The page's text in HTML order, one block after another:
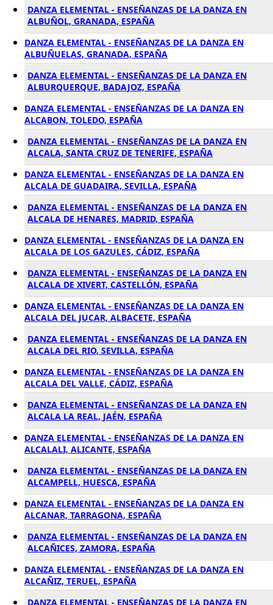
DANZA ELEMENTAL - ENSEÑANZAS DE LA DANZA EN
ALBUÑOL, GRANADA, ESPAÑA
DANZA ELEMENTAL - ENSEÑANZAS DE LA DANZA EN
ALBUÑUELAS, GRANADA, ESPAÑA
DANZA ELEMENTAL - ENSEÑANZAS DE LA DANZA EN
ALBURQUERQUE, BADAJOZ, ESPAÑA
DANZA ELEMENTAL - ENSEÑANZAS DE LA DANZA EN
ALCABON, TOLEDO, ESPAÑA
DANZA ELEMENTAL - ENSEÑANZAS DE LA DANZA EN
ALCALA, SANTA CRUZ DE TENERIFE, ESPAÑA
DANZA ELEMENTAL - ENSEÑANZAS DE LA DANZA EN
ALCALA DE GUADAIRA, SEVILLA, ESPAÑA
DANZA ELEMENTAL - ENSEÑANZAS DE LA DANZA EN
ALCALA DE HENARES, MADRID, ESPAÑA
DANZA ELEMENTAL - ENSEÑANZAS DE LA DANZA EN
ALCALA DE LOS GAZULES, CÁDIZ, ESPAÑA
DANZA ELEMENTAL - ENSEÑANZAS DE LA DANZA EN
ALCALA DE XIVERT, CASTELLÓN, ESPAÑA
DANZA ELEMENTAL - ENSEÑANZAS DE LA DANZA EN
ALCALA DEL JUCAR, ALBACETE, ESPAÑA
DANZA ELEMENTAL - ENSEÑANZAS DE LA DANZA EN
ALCALA DEL RIO, SEVILLA, ESPAÑA
DANZA ELEMENTAL - ENSEÑANZAS DE LA DANZA EN
ALCALA DEL VALLE, CÁDIZ, ESPAÑA
DANZA ELEMENTAL - ENSEÑANZAS DE LA DANZA EN
ALCALA LA REAL, JAÉN, ESPAÑA
DANZA ELEMENTAL - ENSEÑANZAS DE LA DANZA EN
ALCALALI, ALICANTE, ESPAÑA
DANZA ELEMENTAL - ENSEÑANZAS DE LA DANZA EN
ALCAMPELL, HUESCA, ESPAÑA
DANZA ELEMENTAL - ENSEÑANZAS DE LA DANZA EN
ALCANAR, TARRAGONA, ESPAÑA
DANZA ELEMENTAL - ENSEÑANZAS DE LA DANZA EN
ALCAÑICES, ZAMORA, ESPAÑA
DANZA ELEMENTAL - ENSEÑANZAS DE LA DANZA EN
ALCAÑIZ, TERUEL, ESPAÑA
DANZA ELEMENTAL - ENSEÑANZAS DE LA DANZA EN